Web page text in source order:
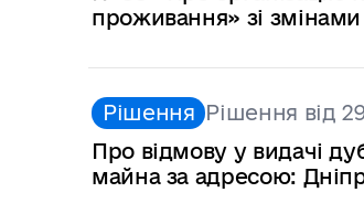
проживання» зі змінами
Рішення Рішення від
Про відмову у видачі
майна за адресою: